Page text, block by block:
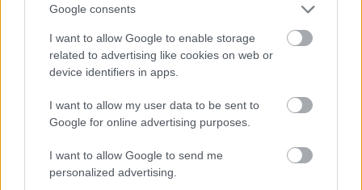
Google consents
I want to allow Google to enable storage
related to advertising like cookies on web or
device identifiers in apps.
I want to allow my user data to be sent to
Google for online advertising purposes.
I want to allow Google to send me
personalized advertising.
keressünk számunkra megfelelő közösséget:
fontos, hogy érezzük a valahová tartozás
élményét
Fordítsunk figyelmet az öngondoskodásra
Nem kell mindent elvállalni, tudni kell nemet
mondani bizonyos dolgokra. Keressünk olyan
elfoglaltságokat, amelyekkel örömet szerzünk
magunknak, segít kikapcsolni és ellazulni.